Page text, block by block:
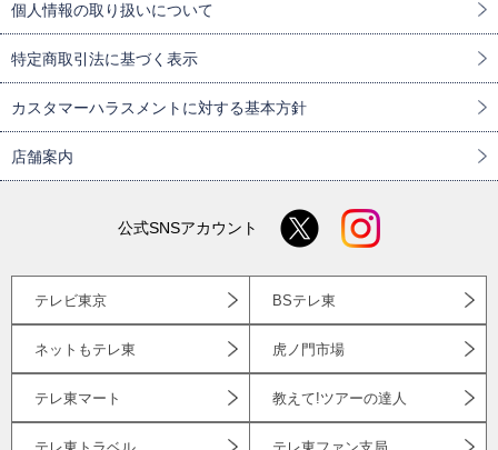
個人情報の取り扱いについて
特定商取引法に基づく表示
カスタマーハラスメントに対する基本方針
店舗案内
公式SNSアカウント
テレビ東京 BSテレ東
ネットもテレ東 虎ノ門市場
テレ東マート 教えて!ツアーの達人